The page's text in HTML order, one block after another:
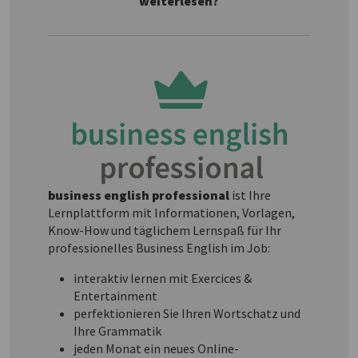
business english professional ist Ihre
Lernplattform mit Informationen, Vorlagen,
Know-How und täglichem Lernspaß für Ihr
professionelles Business English im Job:
interaktiv lernen mit Exercices &
Entertainment
perfektionieren Sie Ihren Wortschatz und
Ihre Grammatik
jeden Monat ein neues Online-